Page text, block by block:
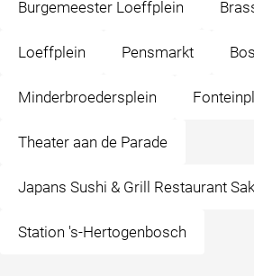
Burgemeester Loeffplein
Loeffplein Pensmarkt
Minderbroedersplein
Theater aan de Parade
Japans Sushi & Grill Restaurant
Station 's-Hertogenbosch